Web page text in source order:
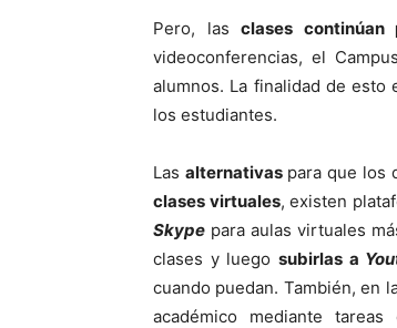
Pero, las clases
videoconferencias, el
alumnos. La finalidad de
los estudiantes.
Las alternativas para que los
clases virtuales, existen
Skype para aulas virtuales
clases y luegosubirlas a
cuando puedan. También, en
académico mediante